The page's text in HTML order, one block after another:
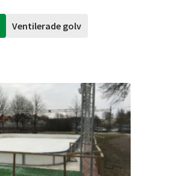
Ventilerade golv